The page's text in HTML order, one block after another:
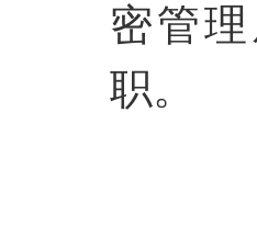
密管
职。